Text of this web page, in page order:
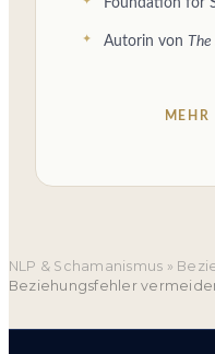
Foundation for
Autorin von
NLP & Schamanismus »
Beziehungsfehler